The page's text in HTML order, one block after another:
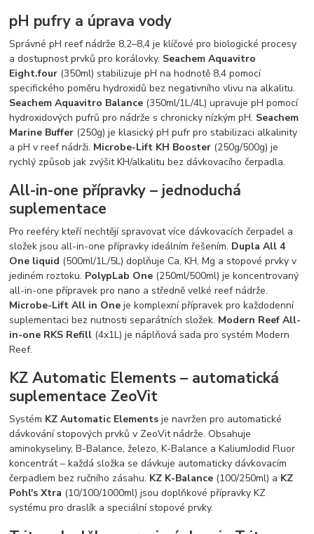
pH pufry a úprava vody
Správné pH reef nádrže 8,2–8,4 je klíčové pro biologické procesy
a dostupnost prvků pro korálovky. Seachem Aquavitro
Eight.four (350ml) stabilizuje pH na hodnotě 8,4 pomocí
specifického poměru hydroxidů bez negativního vlivu na alkalitu.
Seachem Aquavitro Balance (350ml/1L/4L) upravuje pH pomocí
hydroxidových pufrů pro nádrže s chronicky nízkým pH. Seachem
Marine Buffer (250g) je klasický pH pufr pro stabilizaci alkalinity
a pH v reef nádrži. Microbe-Lift KH Booster (250g/500g) je
rychlý způsob jak zvýšit KH/alkalitu bez dávkovacího čerpadla.
All-in-one přípravky – jednoduchá
suplementace
Pro reeféry kteří nechtějí spravovat více dávkovacích čerpadel a
složek jsou all-in-one přípravky ideálním řešením. Dupla All 4
One liquid (500ml/1L/5L) doplňuje Ca, KH, Mg a stopové prvky v
jediném roztoku. PolypLab One (250ml/500ml) je koncentrovaný
all-in-one přípravek pro nano a středně velké reef nádrže.
Microbe-Lift All in One je komplexní přípravek pro každodenní
suplementaci bez nutnosti separátních složek. Modern Reef All-
in-one RKS Refill (4x1L) je náplňová sada pro systém Modern
Reef.
KZ Automatic Elements – automatická
suplementace ZeoVit
Systém KZ Automatic Elements je navržen pro automatické
dávkování stopových prvků v ZeoVit nádrže. Obsahuje
aminokyseliny, B-Balance, železo, K-Balance a KaliumJodid Fluor
koncentrát – každá složka se dávkuje automaticky dávkovacím
čerpadlem bez ručního zásahu. KZ K-Balance (100/250ml) a KZ
Pohl's Xtra (10/100/1000ml) jsou doplňkové přípravky KZ
systému pro draslík a speciální stopové prvky.